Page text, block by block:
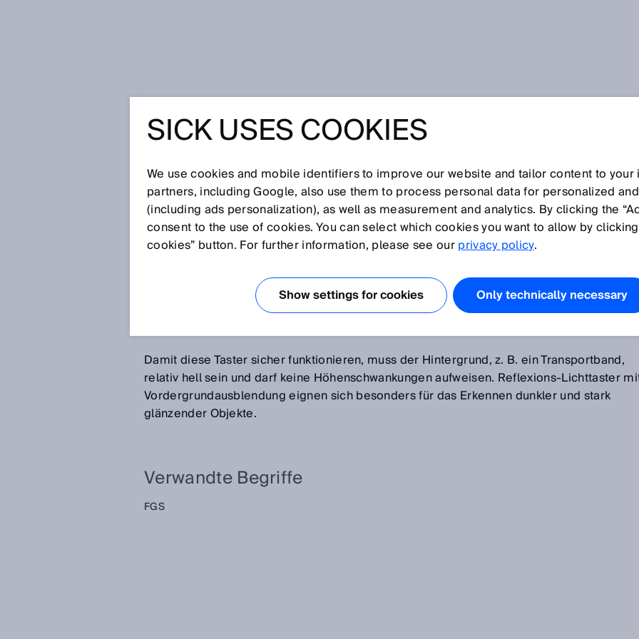
Glossar
[0-9] A B C D E F G H I J K L M N O P Q R S T U V W X Y Z
VORDERGRUNDAUSBLENDUNG
definierten Schaltabstand zu erkennen.
Alle Objekte zwischen dem auf den Hintergrund eingestellten Schaltabstand und dem
Taster werden erkannt.
Damit diese Taster sicher funktionieren, muss der Hintergrund, z. B. ein Transportband,
relativ hell sein und darf keine Höhenschwankungen aufweisen. Reflexions-Lichttaster
Vordergrundausblendung eignen sich besonders für das Erkennen dunkler und stark
glänzender Objekte.
Verwandte Begriffe
FGS
SICK USES COOKIES
We use cookies and mobile identifiers to improve our website and tailor content to
partners, including Google, also use them to process personal data for personalized
(including ads personalization), as well as measurement and analytics. By clicking the
consent to the use of cookies. You can select which cookies you want to allow by
cookies” button. For further information, please see ourprivacy policy.
Show settings for cookies Only technically necessary